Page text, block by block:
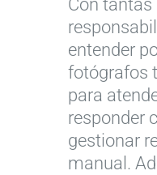
Con tantas
entender
fotógrafos
para
responder
gestionar
manual.